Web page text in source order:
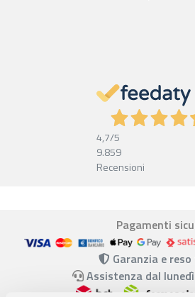
4,7/5
9.859
Recensioni
Pagamenti
Garanzia e
Assistenza dal